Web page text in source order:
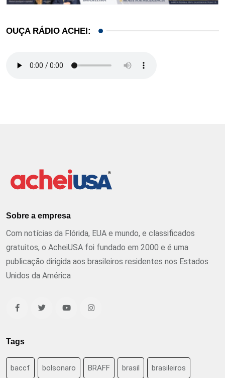
OUÇA RÁDIO ACHEI:
Sobre a empresa
Com notícias da Flórida, EUA e mundo, e classificados
gratuitos, o AcheiUSA foi fundado em 2000 e é uma
publicação dirigida aos brasileiros residentes nos Estados
Unidos da América
Tags
baccf bolsonaro BRAFF brasil brasileiros